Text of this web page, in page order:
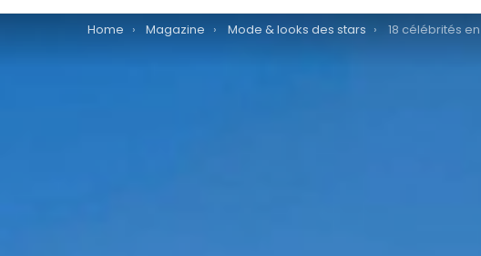
You are here:
Home Magazine Mode & looks des stars 18 célébrités en maillots de bain sur